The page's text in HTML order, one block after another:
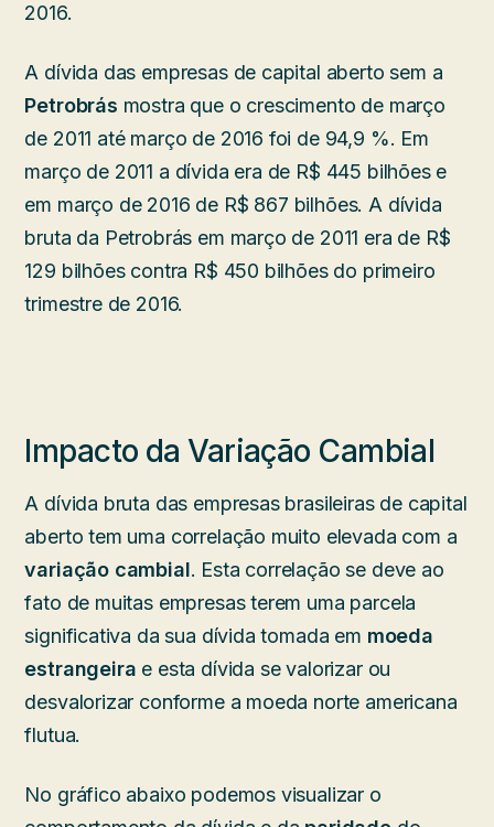
2016.
A dívida das empresas de capital aberto sem a
Petrobrás mostra que o crescimento de março
de 2011 até março de 2016 foi de 94,9 %. Em
março de 2011 a dívida era de R$ 445 bilhões e
em março de 2016 de R$ 867 bilhões. A dívida
bruta da Petrobrás em março de 2011 era de R$
129 bilhões contra R$ 450 bilhões do primeiro
trimestre de 2016.
Impacto da Variação Cambial
A dívida bruta das empresas brasileiras de capital
aberto tem uma correlação muito elevada com a
variação cambial. Esta correlação se deve ao
fato de muitas empresas terem uma parcela
significativa da sua dívida tomada em moeda
estrangeira e esta dívida se valorizar ou
desvalorizar conforme a moeda norte americana
flutua.
No gráfico abaixo podemos visualizar o